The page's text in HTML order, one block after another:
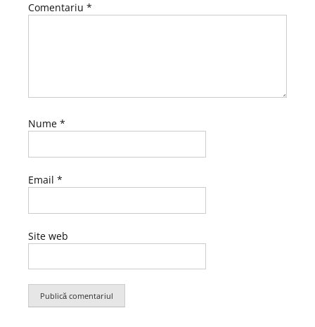
Comentariu *
Nume *
Email *
Site web